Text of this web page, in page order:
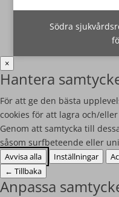
Södra
×
Hantera
För att ge den bästa
cookies för att lagra och/
Genom att samtycka till
såsom surfbeteende eller
Avvisa alla Inställningar
← Tillbaka
Anpassa